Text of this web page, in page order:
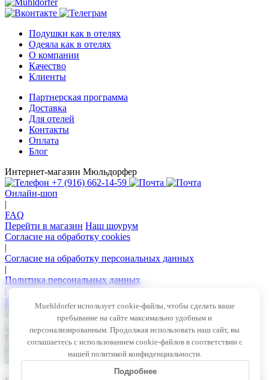
Подушки как в отелях
Одеяла как в отелях
О компании
Качество
Клиенты
Партнерская программа
Доставка
Для отелей
Контакты
Оплата
Блог
Интернет-магазин Мюльдорфер
+7 (916) 662-14-59
Онлайн-шоп
|
FAQ
Перейти в магазин Наш шоурум
Согласие на обработку cookies
|
Согласие на обработку персональных данных
|
Политика персональных данных
|
Политика конфиденциальности
Все права защищены © 2026 — Muehldorfer
Внимание! Секретные акции!
Muehldorfer использует cookie-файлы, чтобы сделать ваше
пребывание на сайте максимально удобным и
персонализированным. Продолжая использовать наш сайт, вы
соглашаетесь с использованием cookie-файлов в соответствии с
нашей политикой конфиденциальности.
Подробнее